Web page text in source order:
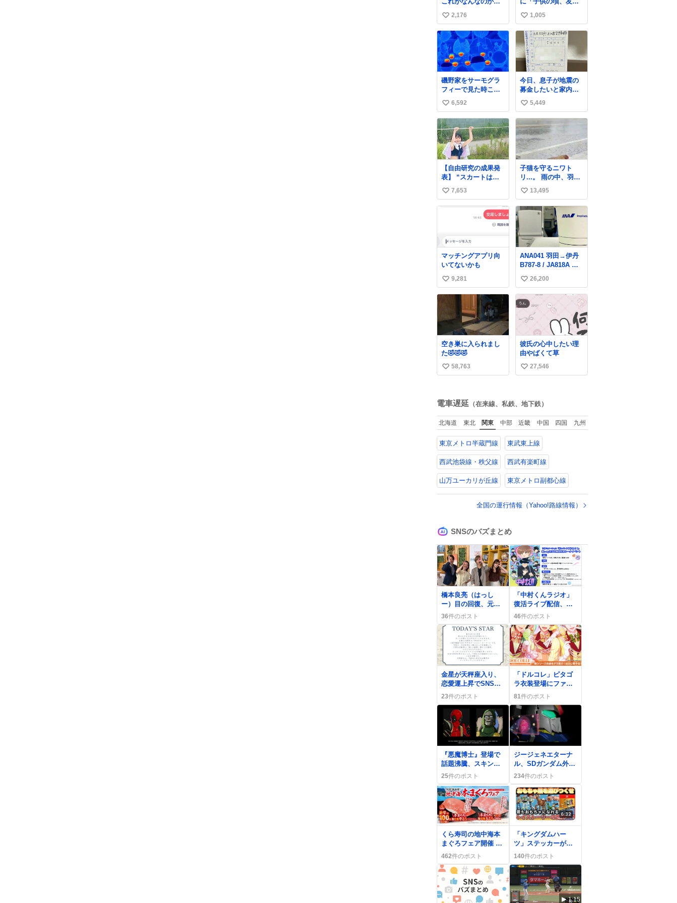
からなくて怖すぎた
子どもたちも怖がり
まくってた👻 ちいか
わってこういう感じ
のお話なんです
か…？
い
い
ね
数
2,176
の土産で青い石を貰
って、それがすごく
気に入ってたのに、
いつかの引越しで無
くしてしまった」と
いう話をしたら、
「お土産で買ってき
たくらいの価格感な
ら、ドイツの黒い森
のフローライトか
な…」と当たりつけ
てもらった。確かに
こんな感じだった気
がする 凄い
い
い
ね
数
1,005
磯野家をサーモグラ
フィーで見た時これ
だったら怖い
い
い
ね
数
6,592
今日、息子が地震の
募金したいと家内と
郵便局に行ったみた
いです。おもちゃと
か買う選択肢もあっ
たと思うけど、自分
で貯めてた2万円を役
に立てて欲しい、み
んなも元気になって
欲しいと。家内も一
緒に募金したので、
自分も何かできたら
なぁと思いました。
い
い
ね
数
5,449
【自由研究の成果発
表】 “スカートは回
転によって広がる
が、岡澤恋によって
270°までなら広がら
ずに回転が可能なこ
とが証明された！”
い
い
7,653
子猫を守るニワト
リ...。 雨の中、羽の
中に子猫を入れて守
る姿に感動した！！
愛は種族を超える！
い
い
13,495
マッチングアプリ向
いてないかも
い
い
ね
数
9,281
ANA041 羽田→伊丹
B787-8 / JA818A 使
用機到着遅れにつき
「安全に支障ない範
囲で1分1秒でも遅延
回復に努めておりま
す」と機長の気合い
十分！ が、フライト
は順調に進みすぎ…
「飛ばしすぎたせい
か現在奈良県上空で
の待機を命じられて
おります」 でコンソ
メスープ吹き出しそ
い
い
ね
26,200
空き巣に入られまし
た🤣🤣🤣
い
数
58,763
彼氏の心中したい理
由やばくて草
い
数
27,546
電車遅延 （在来線、私鉄、地下鉄）
北海道 東北 関東 中部 近畿 中国 四国 九州
東京メトロ半蔵門線 東武東上線
西武池袋線・秩父線 西武有楽町線
山万ユーカリが丘線 東京メトロ副都心線
全国の運行情報（Yahoo!路線情報）
SNSのバズまとめ
橋本良亮（はっし
ー）目の回復、元気
な姿がモーニングこ
んぱすで話題に
36件のポスト
「中村くんラジオ」
復活ライブ配信、フ
ァンが「やった
ぜ！」と歓喜
46件のポスト
金星が天秤座入り、
恋愛運上昇でSNSが
盛り上がり「ワクワ
ク」感じる
23件のポスト
「ドルコレ」ピタゴ
ラ衣装登場にファン
歓喜「かわいい」
「期待大」感が広が
る
81件のポスト
『悪魔博士』登場で
話題沸騰、スキンや
音声実装を期待する
25件のポスト
ジージェネエターナ
ル、SDガンダム外伝
まつりでダイヤ3000
クリアが熱狂的に語
られる
234件のポスト
くら寿司の地中海本
まぐろフェア開催 中
とろ110円・大とろが
欲しい声続出
462件のポスト
「キングダムハー
ツ」ステッカーが
『トイ・ストーリー
5』観客へ先着配布、
ファン歓喜の声続出
140件のポスト
1:15